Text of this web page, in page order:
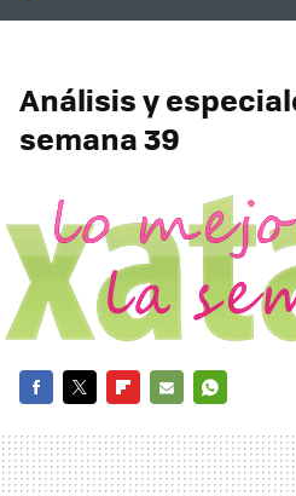
Análisis y
semana 39
MAIL